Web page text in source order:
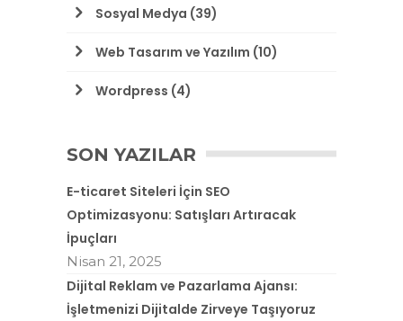
Sosyal Medya (39)
Web Tasarım ve Yazılım (10)
Wordpress (4)
SON YAZILAR
E-ticaret Siteleri İçin SEO
Optimizasyonu: Satışları Artıracak
İpuçları
Nisan 21, 2025
Dijital Reklam ve Pazarlama Ajansı:
İşletmenizi Dijitalde Zirveye Taşıyoruz